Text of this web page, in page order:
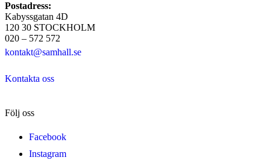
Postadress:
Kabyssgatan 4D
120 30 STOCKHOLM
020 – 572 572
kontakt@samhall.se
Kontakta oss
Följ oss
Facebook
Instagram